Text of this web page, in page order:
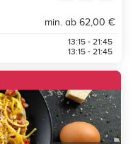
min. ab 62,00 €
13:15 - 21:45
13:15 - 21:45